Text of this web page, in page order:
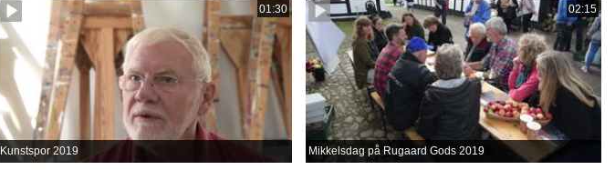
01:30
Kunstspor 2019
02:15
Mikkelsdag på Rugaard Gods 2019